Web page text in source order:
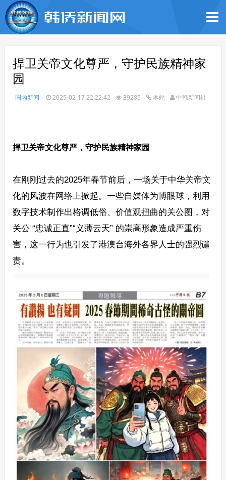
捍卫关帝文化尊严，守护民族精神家
园
国内新闻 2025-02-17 22:22:42 39285 本站 中韩新闻社
捍卫关帝文化尊严，守护民族精神家园
在刚刚过去的2025年春节前后，一场关于中华关帝文
化的风波在网络上掀起。一些自媒体为博眼球，利用
数字技术制作出格调低俗、价值观扭曲的关公图，对
关公 “忠诚正直”“义薄云天” 的崇高形象造成严重伤
害，这一行为也引发了港澳台海外各界人士的强烈谴
责。